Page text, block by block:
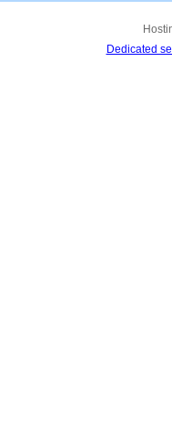
Dedicated